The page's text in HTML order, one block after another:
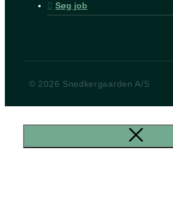
Søg job
© 2026 Snedkergaarden A/S